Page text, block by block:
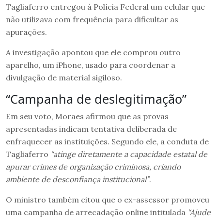
Tagliaferro entregou à Polícia Federal um celular que
não utilizava com frequência para dificultar as
apurações.
A investigação apontou que ele comprou outro
aparelho, um iPhone, usado para coordenar a
divulgação de material sigiloso.
“Campanha de deslegitimação”
Em seu voto, Moraes afirmou que as provas
apresentadas indicam tentativa deliberada de
enfraquecer as instituições. Segundo ele, a conduta de
Tagliaferro “atinge diretamente a capacidade estatal de
apurar crimes de organização criminosa, criando
ambiente de desconfiança institucional”.
O ministro também citou que o ex-assessor promoveu
uma campanha de arrecadação online intitulada “Ajude